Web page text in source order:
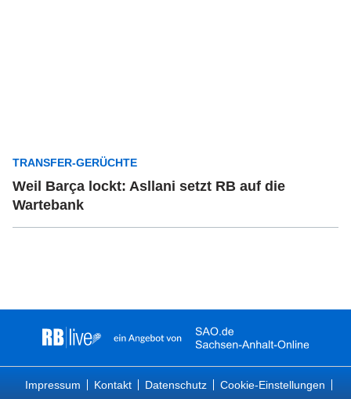
TRANSFER-GERÜCHTE
Weil Barça lockt: Asllani setzt RB auf die
Wartebank
Impressum Kontakt Datenschutz Cookie-Einstellungen